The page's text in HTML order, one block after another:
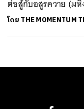
ต่อสู้กับอสูรควาย (มหิ
โดย THE MOMENTUM